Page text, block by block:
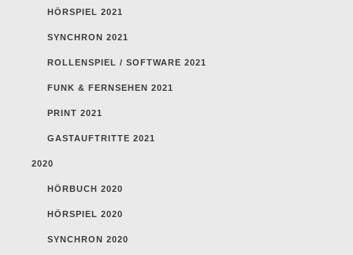
HÖRSPIEL 2021
SYNCHRON 2021
ROLLENSPIEL / SOFTWARE 2021
FUNK & FERNSEHEN 2021
PRINT 2021
GASTAUFTRITTE 2021
2020
HÖRBUCH 2020
HÖRSPIEL 2020
SYNCHRON 2020